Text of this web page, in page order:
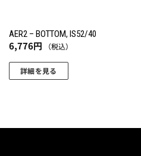
AER2 – BOTTOM, IS52/40
6,776円 （税込）
詳細を見る